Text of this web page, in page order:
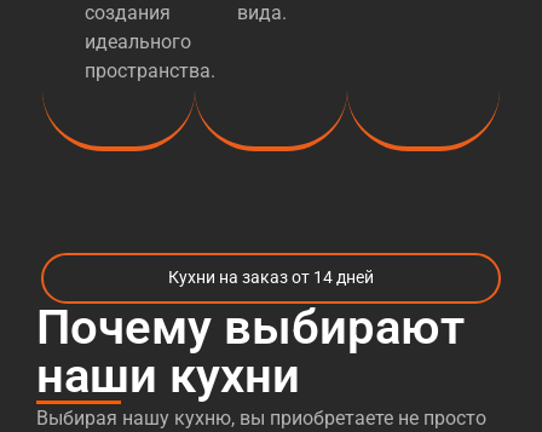
создания
идеального
пространства.
вида.
Кухни на заказ от 14 дней
Почему выбирают
наши кухни
Выбирая нашу кухню, вы приобретаете не просто